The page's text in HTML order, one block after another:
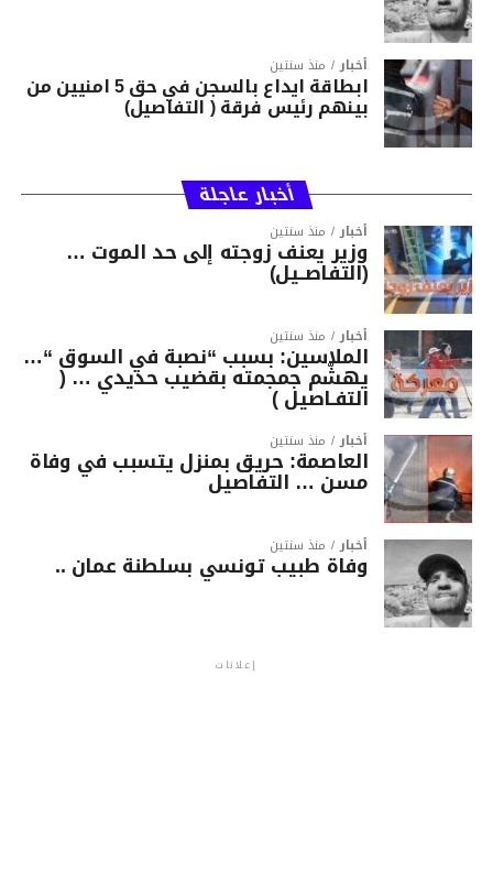
أخبار منذ سنتين
ابطاقة ايداع بالسجن في حق 5 امنيين من
بينهم رئيس فرقة ( التفاصيل)
أخبار عاجلة
أخبار منذ سنتين
وزير يعنف زوجته إلى حد الموت …
(التفاصــيل)
أخبار منذ سنتين
الملاسين: بسبب “نصبة في السوق “…
يهشّم جمجمته بقضيب حديدي … (
التفـاصيل )
أخبار منذ سنتين
العاصمة: حريق بمنزل يتسبب في وفاة
مسن … التفاصيل
أخبار منذ سنتين
وفاة طبيب تونسي بسلطنة عمان ..
إعلانات